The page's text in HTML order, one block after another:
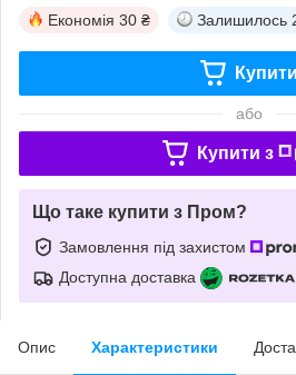
Економія 30 ₴ Залишилось
Купити
або
Купити з
Що таке купити з Пром?
Замовлення під захистом
Доступна доставка
Опис Характеристики